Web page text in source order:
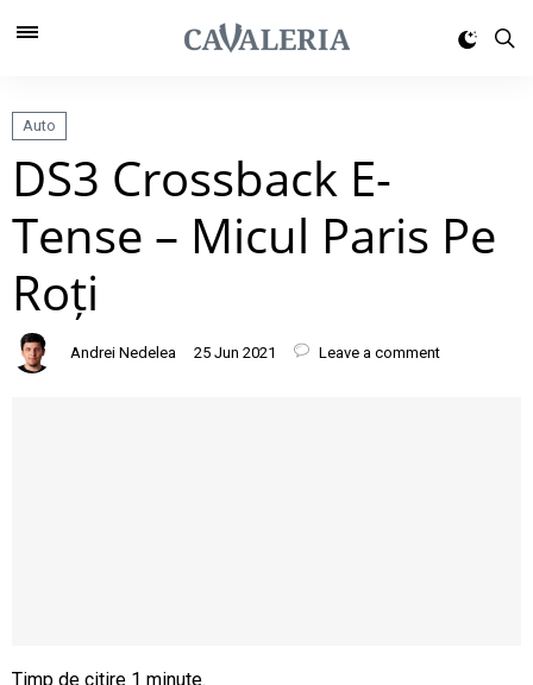
Auto
DS3 Crossback E-
Tense – Micul Paris Pe
Roți
Andrei Nedelea 25 Jun 2021 Leave a comment